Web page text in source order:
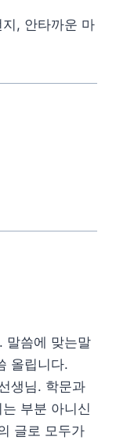
, 안타까운 마
말씀에 맞는말
올립니다.
생님. 학문과
부분 아니신
글로 모두가